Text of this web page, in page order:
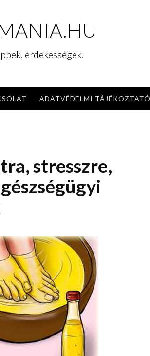
érdekességek.
ADATVÉDELMI TÁJÉKOZTATÓ
stresszre,